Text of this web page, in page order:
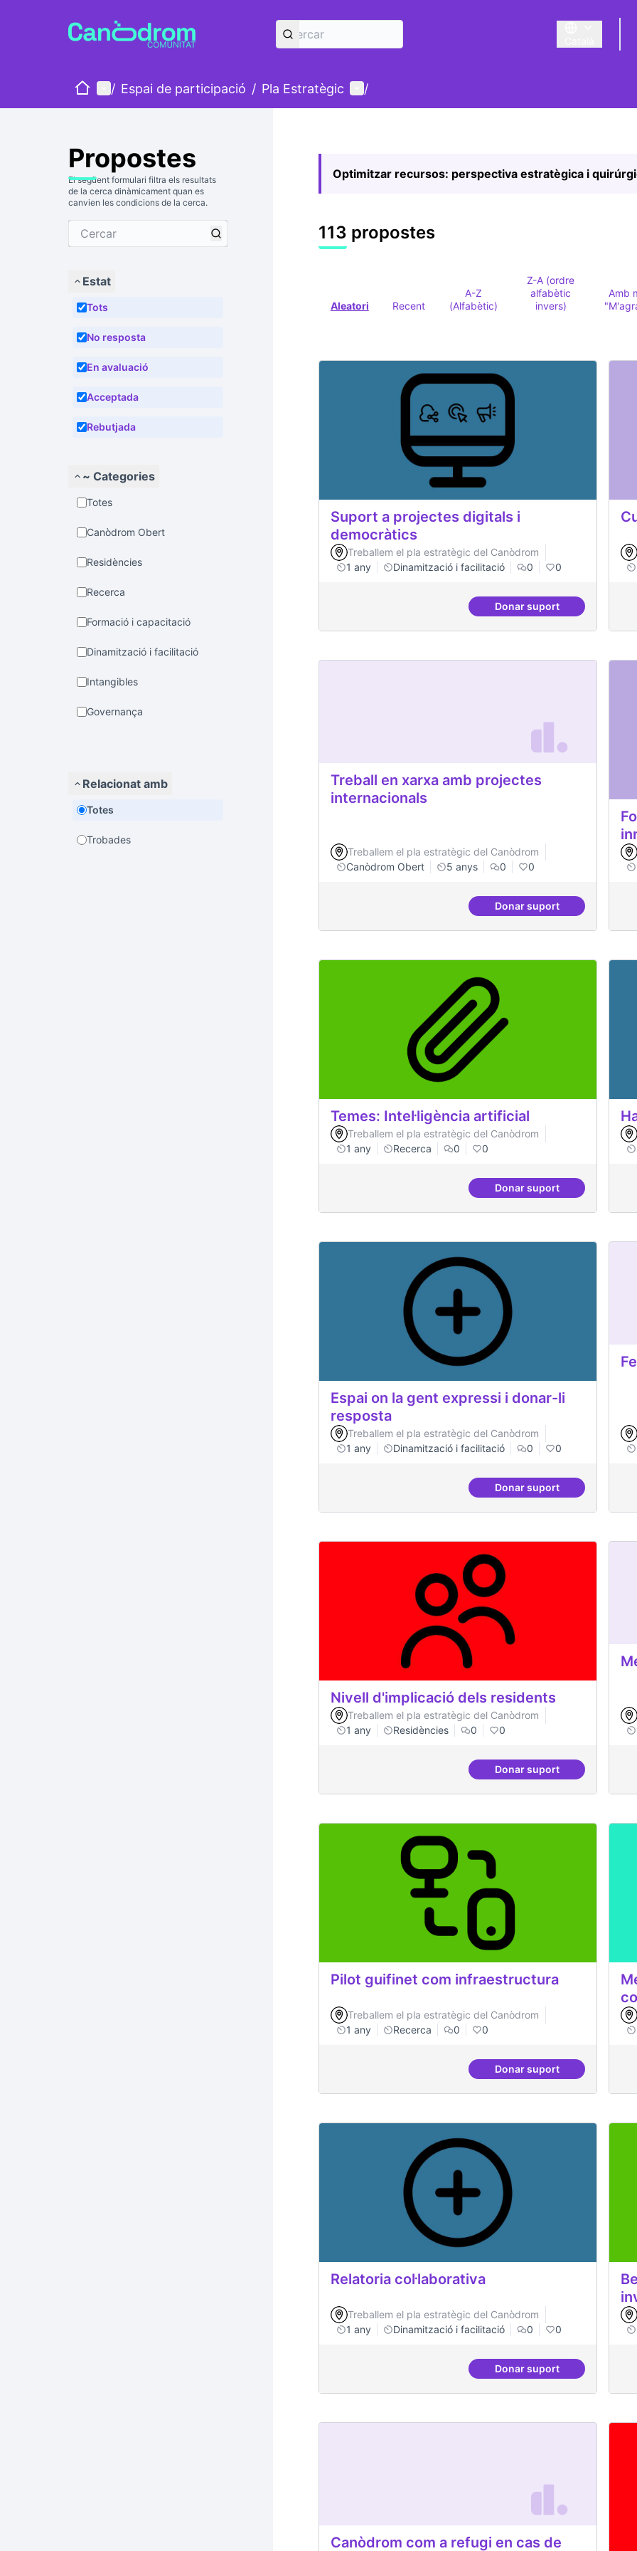
Triar la llengua
IniciMenú principal
/ Espai de participació / Pla Estratègic Menú d'usuari
/
Propostes
El següent formulari filtra els resultats
de la cerca dinàmicament quan es
canvien les condicions de la cerca.
Estat
Tots
No resposta
En avaluació
Acceptada
Rebutjada
~ Categories
Totes
Canòdrom Obert
Residències
Recerca
Formació i capacitació
Dinamització i facilitació
Intangibles
Governança
Relacionat amb
Totes
Trobades
Optimitzar recursos: perspectiva estratègica i
113 propostes
Aleatori Recent
A-Z
(Alfabètic)
Z-A (ordre
alfabètic
invers)
Amb
Suport a projectes digitals i
democràtics
Treballem el pla estratègic del Canòdrom
1 any
Dinamització i facilitació 0 0
Donar suportSuport a projectes
Treball en xarxa amb projectes
internacionals
Treballem el pla estratègic del Canòdrom
Canòdrom Obert
5 anys 0 0
Donar suportTreball en xarxa amb
Temes: Intel·ligència artificial
Treballem el pla estratègic del Canòdrom
1 any
Recerca 0 0
Donar suportTemes: Intel·ligència
Espai on la gent expressi i donar-li
resposta
Treballem el pla estratègic del Canòdrom
1 any
Dinamització i facilitació 0 0
Donar suportEspai on la gent
Nivell d'implicació dels residents
Treballem el pla estratègic del Canòdrom
1 any
Residències 0 0
Donar suportNivell d'implicació dels
Pilot guifinet com infraestructura
Treballem el pla estratègic del Canòdrom
1 any
Recerca 0 0
Donar suportPilot guifinet com
Relatoria col·laborativa
Treballem el pla estratègic del Canòdrom
1 any
Dinamització i facilitació 0 0
Donar suportRelatoria col·laborativa
Canòdrom com a refugi en cas de